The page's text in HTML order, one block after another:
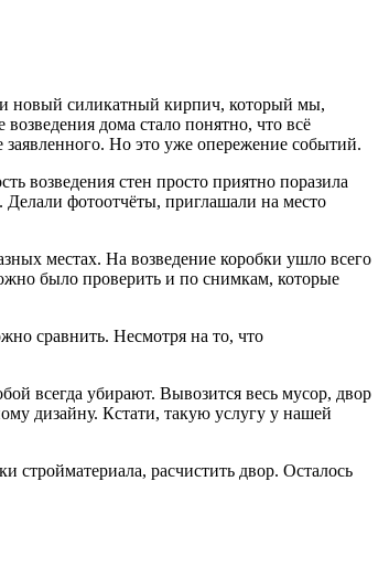
новый силикатный кирпич, который мы,
дома стало понятно, что всё
Но это уже опережение событий.
возведения стен просто приятно поразила
фотоотчёты, приглашали на место
местах. На возведение коробки ушло всего
было проверить и по снимкам, которые
сравнить. Несмотря на то, что
всегда убирают. Вывозится весь мусор, двор
дизайну. Кстати, такую услугу у нашей
стройматериала, расчистить двор. Осталось